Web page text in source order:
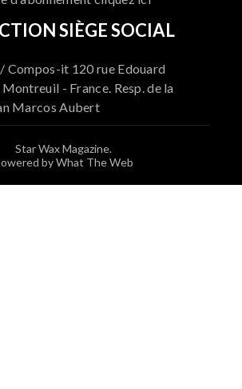
SIÈGE SOCIAL
Compos-it 120 rue Edouard
- France. Resp. de la
Marcos Aubert
Star Wax Magazine.
by What The Web